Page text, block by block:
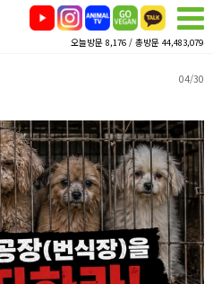
오늘방문 8,176 / 총방문 44,483,079
04/30